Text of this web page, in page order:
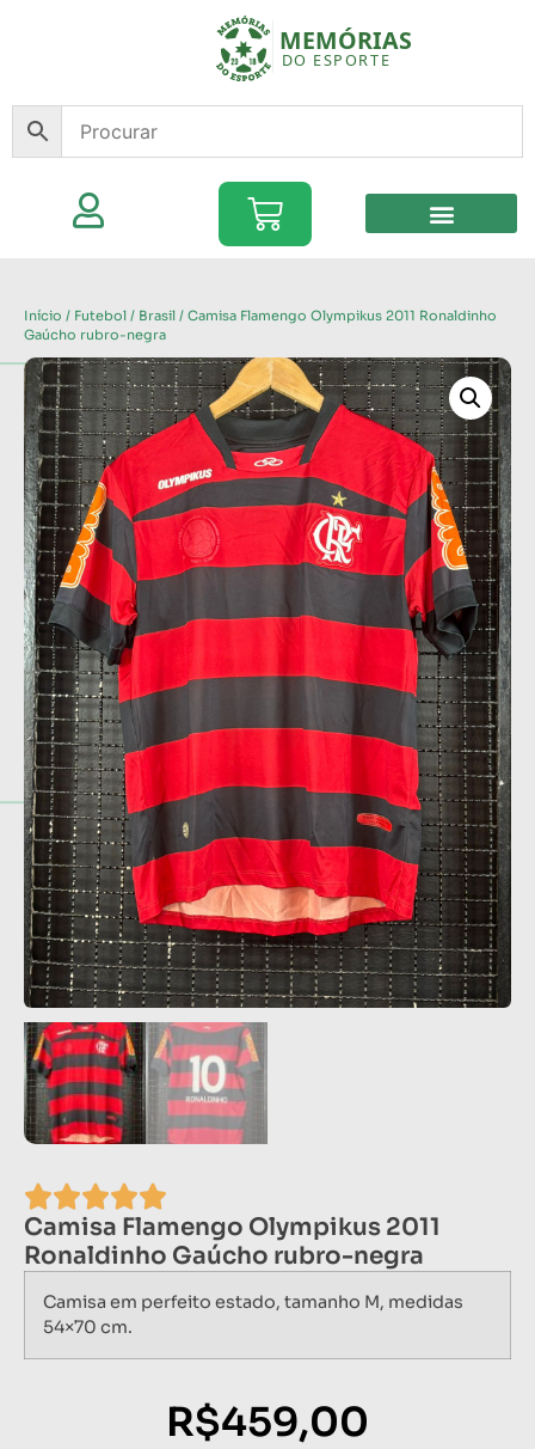
Início / Futebol / Brasil / Camisa Flamengo Olympikus 2011 Ronaldinho
Gaúcho rubro-negra
Camisa Flamengo Olympikus 2011
Ronaldinho Gaúcho rubro-negra
Camisa em perfeito estado, tamanho M, medidas
54×70 cm.
R$459,00